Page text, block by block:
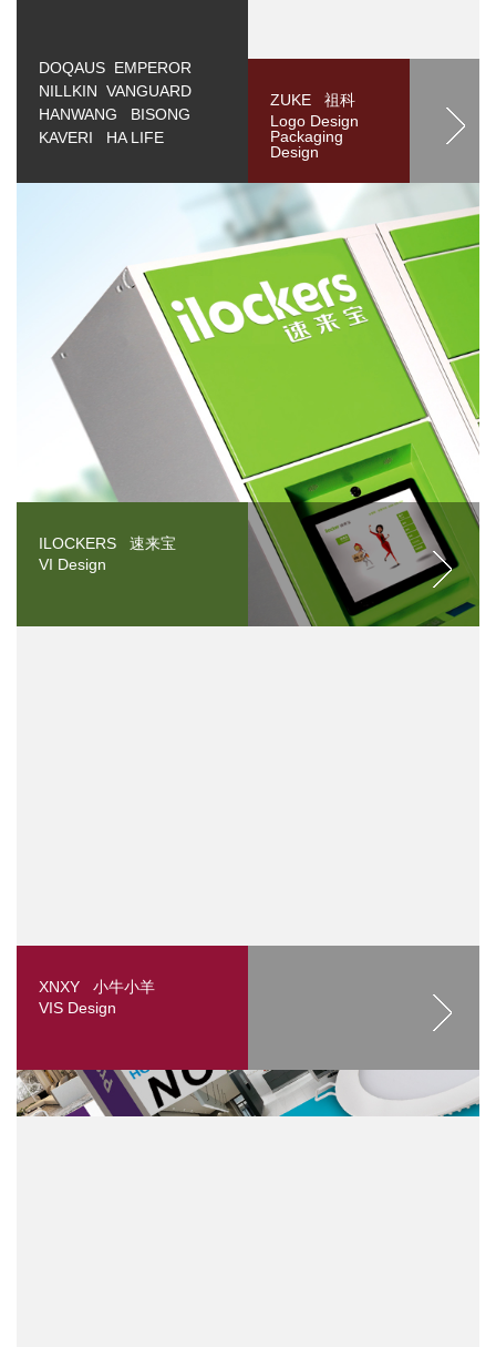
DOQAUS EMPEROR
NILLKIN VANGUARD
HANWANG BISONG
KAVERI HA LIFE
ZUKE 祖科
Logo Design
Packaging
Design
ILOCKERS 速来宝
VI Design
XNXY 小牛小羊
VIS Design